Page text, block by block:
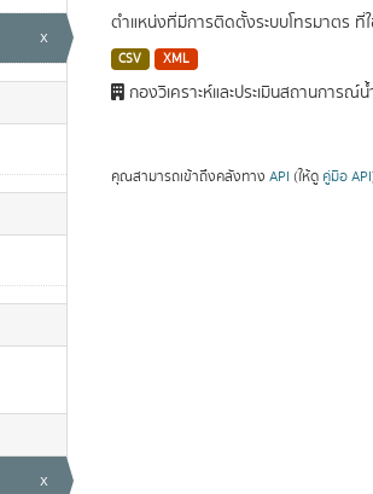
x
x
ตำแหน่งที่มีการติดตั้งระบบโทรมาตร ที่
CSV XML
กองวิเคราะห์และประเมินสถานการณ์น้
คุณสามารถเข้าถึงคลังทาง API (ให้ดู คู่มือ API